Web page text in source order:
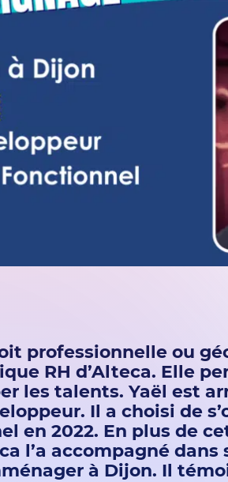
professionnelle ou
RH d’Alteca. Elle
les talents. Yaël est
Il a choisi de
en 2022. En plus de
l’a accompagné dans
à Dijon. Il